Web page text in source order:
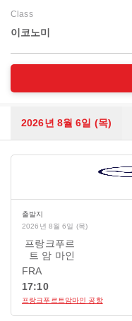
Class
이코노미
2026년 8월 6일 (목)
출발지
2026년 8월 6일 (목)
프랑크푸르
트 암 마인
FRA
17:10
프랑크푸르트암마인 공항